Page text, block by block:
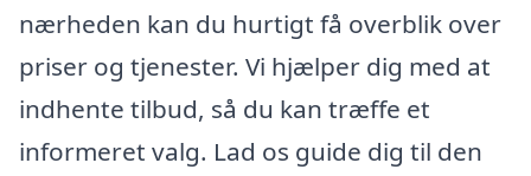
nærheden kan du hurtigt få overblik over
priser og tjenester. Vi hjælper dig med at
indhente tilbud, så du kan træffe et
informeret valg. Lad os guide dig til den